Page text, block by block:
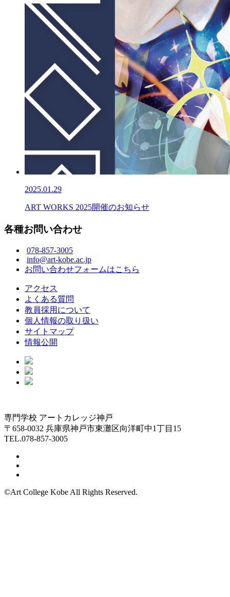
2025.01.29
ART WORKS 2025開催のお知らせ
各種お問い合わせ
078-857-3005
info@art-kobe.ac.jp
お問い合わせフォームはこちら
アクセス
よくある質問
教員採用について
個人情報の取り扱い
サイトマップ
情報公開
専門学校 アートカレッジ神戸
〒658-0032 兵庫県神戸市東灘区向洋町中1丁目15
TEL.078-857-3005
©Art College Kobe All Rights Reserved.